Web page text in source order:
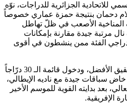
للاتحادية الجزائرية للدراجات، نوّه
دحمان بنتيجة حمزة عماري خصوصاً
الأصعب في ظلّ تهاطل
مرتبة جيدة مقارنة بإمكانات
الفئة ممن ينشطون في أقوى
ويراهن على حمزة عماري تحقيق الأفضل، ودخول قائمة الـ 30 درّاجاً
خاض سباقات جيدة مع ناديه الإيطالي،
بعد بدايته القوية للموسم الأخير
الإفريقية.